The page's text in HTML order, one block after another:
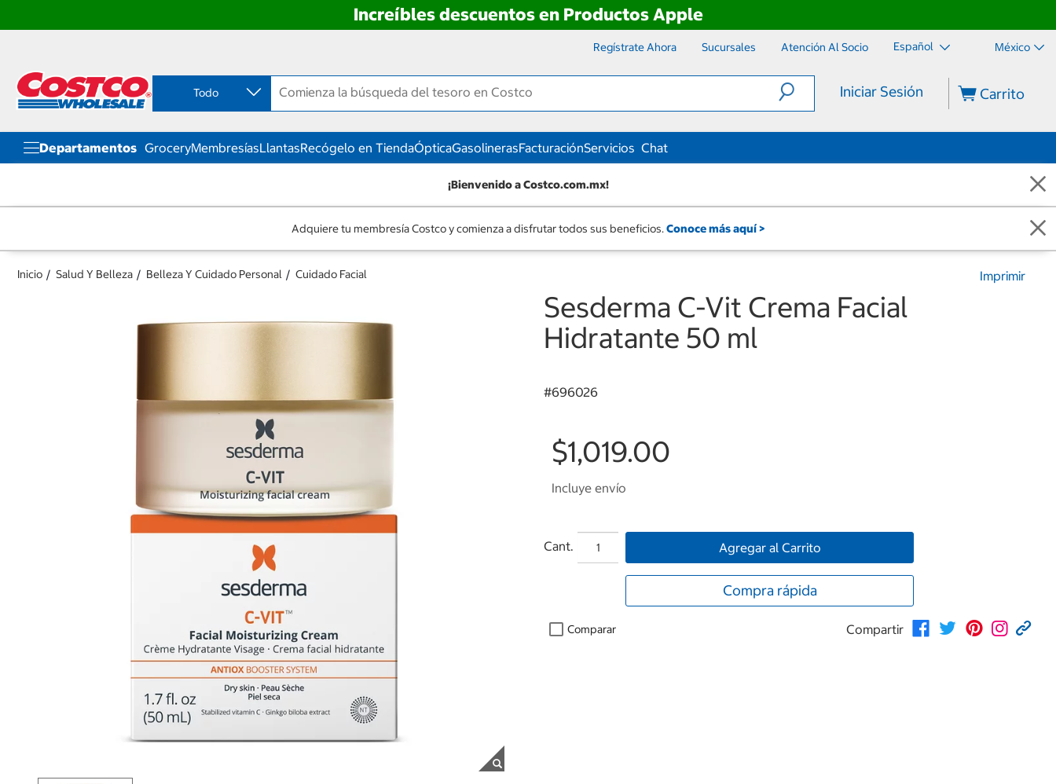
Increíbles descuentos en Productos Apple
contenido
menú
navegación
Regístrate Ahora Sucursales Atención Al Socio Español México
Todo Iniciar Sesión Carrito
Departamentos GroceryMembresíasLlantasRecógelo en TiendaÓpticaGasolinerasFacturaciónServicios Chat
¡Bienvenido a Costco.com.mx!
Adquiere tu membresía Costco y comienza a disfrutar todos sus beneficios. Conoce más aquí >
Inicio Salud Y Belleza Belleza Y Cuidado Personal Cuidado Facial Imprimir
Sesderma C-Vit Crema Facial
Hidratante 50 ml
#696026
$1,019.00
Incluye envío
Cant. Agregar al Carrito
Compra rápida
Comparar Compartir